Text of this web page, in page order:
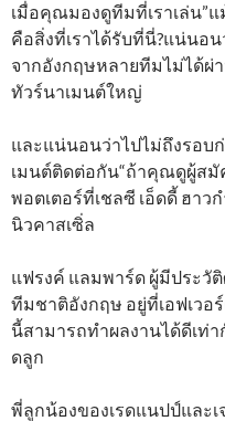
เมื่อคุณมองดูทีมที่เราเล่น”
คือสิ่งที่เราได้รับที่นี่?แน่นอ
จากอังกฤษหลายทีมไม่ได้ผ่
ทัวร์นาเมนต์ใหญ่
และแน่นอนว่าไปไม่ถึงรอบ
เมนต์ติดต่อกัน“ถ้าคุณดูผู้สมั
พอตเตอร์ที่เชลซี เอ็ดดี้ ฮาว
นิวคาสเซิ่ล
แฟรงค์ แลมพาร์ด ผู้มีประวั
ทีมชาติอังกฤษ อยู่ที่เอฟเวอ
นี้สามารถทำผลงานได้ดีเท่
ดลูก
พี่ลูกน้องของเรดแนปป์และ